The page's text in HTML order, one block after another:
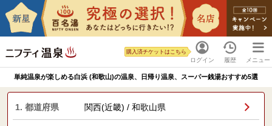
ログイン
購入済チケットはこちら
履歴 メニュー
単純温泉が楽しめる白浜 (和歌山)の温泉、日帰り温泉、スーパー銭湯おすすめ5選
1. 都道府県 関西(近畿) / 和歌山県